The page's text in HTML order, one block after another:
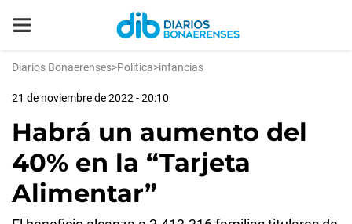
Diarios Bonaerenses>Política>infancias
21 de noviembre de 2022 - 20:10
Habrá un aumento del
40% en la “Tarjeta
Alimentar”